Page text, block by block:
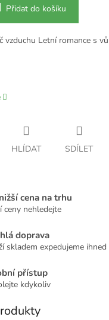
Přidat do košíku
vzduchu Letní romance s
HLÍDAT SDÍLET
cena na trhu
ceny nehledejte
doprava
skladem expedujeme ihned
přístup
kdykoliv